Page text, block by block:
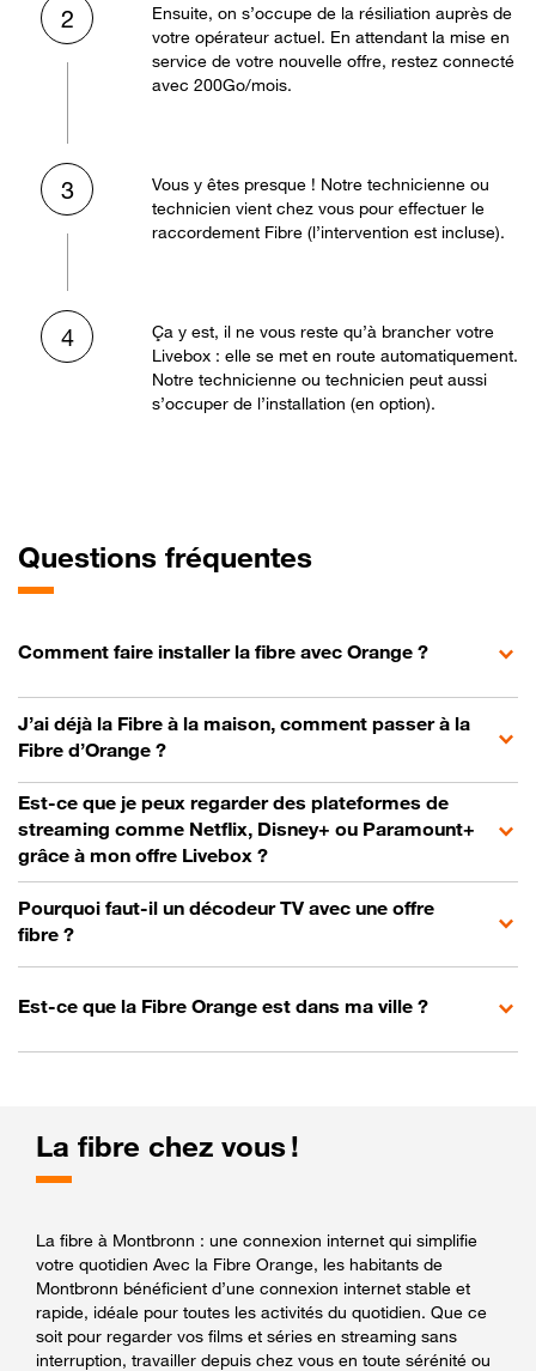
2
Ensuite, on s’occupe de la résiliation auprès de
votre opérateur actuel. En attendant la mise en
service de votre nouvelle offre, restez connecté
avec 200Go/mois.
3
Vous y êtes presque ! Notre technicienne ou
technicien vient chez vous pour effectuer le
raccordement Fibre (l’intervention est incluse).
4
Ça y est, il ne vous reste qu’à brancher votre
Livebox : elle se met en route automatiquement.
Notre technicienne ou technicien peut aussi
s’occuper de l’installation (en option).
Questions fréquentes
Comment faire installer la fibre avec Orange ?
J’ai déjà la Fibre à la maison, comment passer à la
Fibre d’Orange ?
Est-ce que je peux regarder des plateformes de
streaming comme Netflix, Disney+ ou Paramount+
grâce à mon offre Livebox ?
Pourquoi faut-il un décodeur TV avec une offre
fibre ?
Est-ce que la Fibre Orange est dans ma ville ?
La fibre chez vous !
La fibre à Montbronn : une connexion internet qui simplifie
votre quotidien Avec la Fibre Orange, les habitants de
Montbronn bénéficient d’une connexion internet stable et
rapide, idéale pour toutes les activités du quotidien. Que ce
soit pour regarder vos films et séries en streaming sans
interruption, travailler depuis chez vous en toute sérénité ou